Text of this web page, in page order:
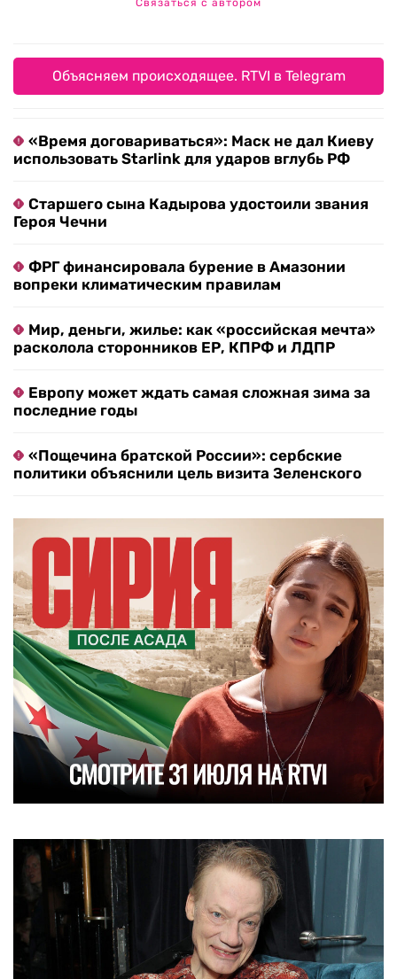
Связаться с автором
Объясняем происходящее. RTVI в Telegram
«Время договариваться»: Маск не дал Киеву
использовать Starlink для ударов вглубь РФ
Старшего сына Кадырова удостоили звания
Героя Чечни
ФРГ финансировала бурение в Амазонии
вопреки климатическим правилам
Мир, деньги, жилье: как «российская мечта»
расколола сторонников ЕР, КПРФ и ЛДПР
Европу может ждать самая сложная зима за
последние годы
«Пощечина братской России»: сербские
политики объяснили цель визита Зеленского